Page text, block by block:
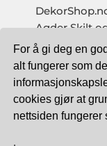
For å gi deg en
alt fungerer som
cookies gjør at
nettsiden fungerer
Agder Skilt
Org. nr: 997
Tlf: 959 32 123
09.00 - 16.00